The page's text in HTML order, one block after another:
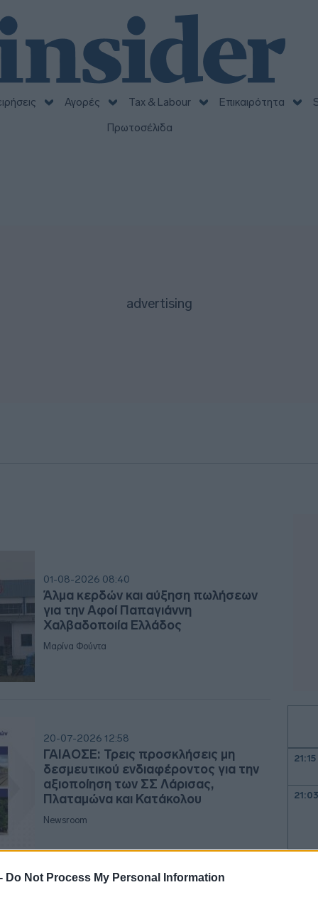
Do Not Process My Personal Information
Αγορές Tax & Labour Επικαιρότητα
Πρωτοσέλιδα
01-08-2026 08:40
Άλμα κερδών και αύξηση πωλήσεων
για την Αφοί Παπαγιάννη
Χαλβαδοποιία Ελλάδος
Μαρίνα Φούντα
20-07-2026 12:58
ΓΑΙΑΟΣΕ: Τρεις προσκλήσεις μη
δεσμευτικού ενδιαφέροντος για την
αξιοποίηση των ΣΣ Λάρισας,
Πλαταμώνα και Κατάκολου
Newsroom
21:15
21:03